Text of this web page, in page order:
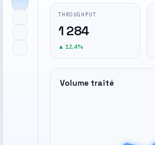
THROUGHPUT
1 284
▲ 12,4%
Volume traité